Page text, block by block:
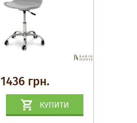
1436 грн.
КУПИТИ